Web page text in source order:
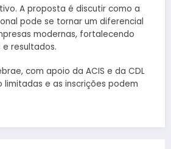
A proposta é discutir como a
pode se tornar um diferencial
modernas, fortalecendo
resultados.
com apoio da ACIS e da CDL
limitadas e as inscrições podem